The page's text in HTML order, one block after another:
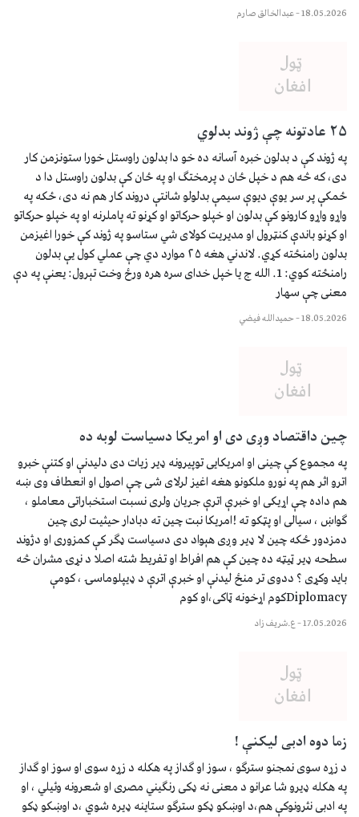
18.05.2026
–عبدالخالق صارم
۲۵ عادتونه چې ژوند بدلوي
په ژوند کې د بدلون خبره آسانه ده خو دا بدلون راوستل خورا ستونزمن کار
دی، که څه هم د خپل ځان د پرمختګ او په ځان کې بدلون راوستل دا د
ځمکې پر سر یوې دیوې سیمې بدلولو شانتې دروند کار هم نه دی، ځکه په
واړو واړو کارونو کې بدلون او خپلو حرکاتو او کړنو ته پاملرنه او په خپلو حرکاتو
او کړنو باندې کنټرول او مدیریت کولای شي ستاسو په ژوند کې خورا اغیزمن
بدلون رامنځته کړي. لاندني هغه ۲۵ موارد دي چې عملي کول یې بدلون
رامنځته کوي: 1. الله ج یا خپل خدای سره هره ورځ وخت تېرول: یعنې په دې
معنی چې سهار
18.05.2026
–حمیدالله فیضي
چین داقتصاد وږی دی او امریکا دسیاست لوبه ده
په مجموع کې چینی او امریکایی توپیرونه ډیر زیات دی دلیدنې او کتنې خبرو
اترو اثر هم په نورو ملکونو هغه اغیز لرلای شی چې اصول او انعطاف وی ښه
هم داده چې اړیکی او خبرې اترې جریان ولری نسبت استخباراتی معاملو ،
ګواښ ، سیالی او پټکو ته !امریکا نبت چین ته دبادار حیثیت لری چین
دمزدور ځکه چین لا ډیر وږی هېواد دی دسیاست ډګر کې کمزوری او دژوند
سطحه ډیر ټیټه ده چین کې هم افراط او تفریط شته اصلا د نړۍ مشران څه
باید وکړی ؟ ددوی تر منځ لیدنې او خبرې اترې د ډیپلوماسۍ ، کومې
Diplomacyکوم اړخونه ټاکی،او کوم
17.05.2026
–ع.شریف زاد
زما دوه ادبى ليکنې !
د زړه سوی نمجنو سترګو ، سوز او ګداز په هکله د زړه سوی او سوز او ګداز
په هکله ډیرو شا عرانو د معنی نه ډکی رنګیني مصری او شعرونه وئیلي ، او
په ادبی نثرونوکې هم،د اوښکو ډکو سترګو ستاینه ډیره شوي ،د اوښکو ډکو